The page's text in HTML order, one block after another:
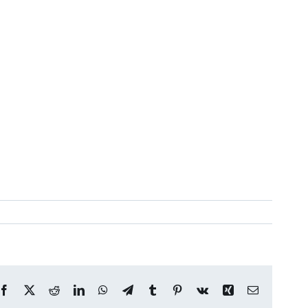
Facebook
X RedditLinkedInWhatsApp
TelegramTumblr Pinterest
Vk Xing Correo